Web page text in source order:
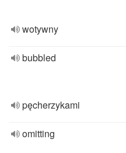
wotywny
bubbled
pęcherzykami
omitting